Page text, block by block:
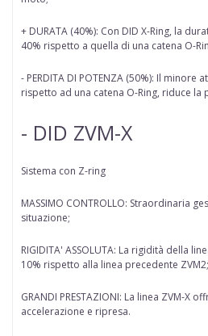
+ DURATA (40%): Con DID X-Ring, la
40% rispetto a quella di una catena O-
- PERDITA DI POTENZA (50%): Il minore
rispetto ad una catena O-Ring, riduce la
- DID ZVM-X
Sistema con Z-ring
MASSIMO CONTROLLO: Straordinaria
situazione;
RIGIDITA' ASSOLUTA: La rigidità della
10% rispetto alla linea precedente ZVM2;
GRANDI PRESTAZIONI: La linea ZVM-X
accelerazione e ripresa.